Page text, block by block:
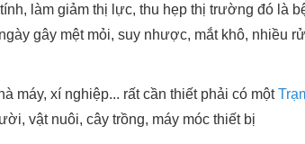
làm giảm thị lực, thu hẹp thị trường đó là
gây mệt mỏi, suy nhược, mắt khô, nhiều
máy, xí nghiệp... rất cần thiết phải có một
vật nuôi, cây trồng, máy móc thiết bị